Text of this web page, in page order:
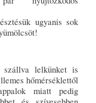
ugyanis sok
szállva lelkünket is
hőmérséklettől
miatt pedig